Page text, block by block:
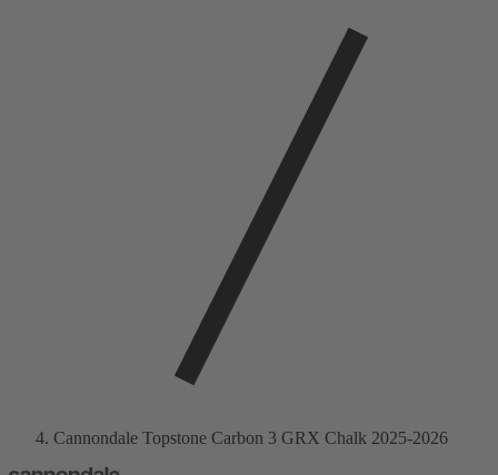
Cannondale Topstone Carbon 3 GRX Chalk 2025-2026